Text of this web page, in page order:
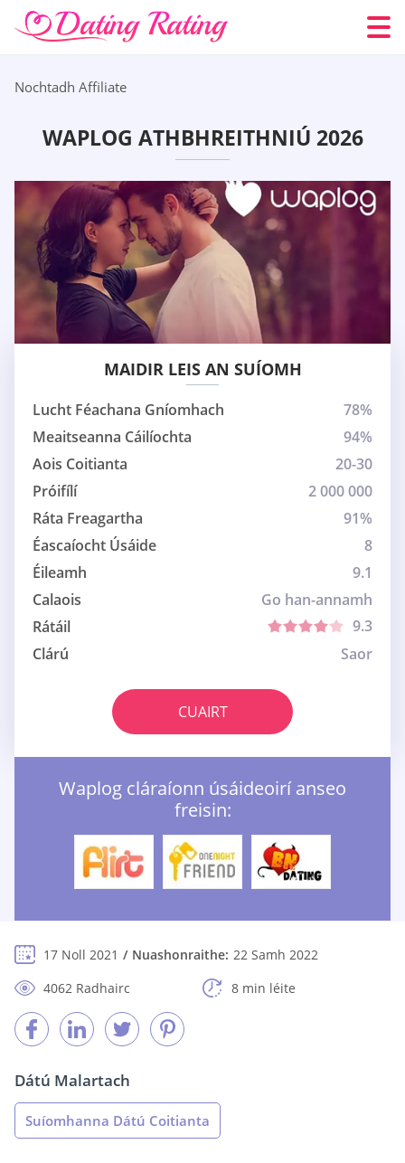
Nochtadh Affiliate
WAPLOG ATHBHREITHNIÚ 2026
MAIDIR LEIS AN SUÍOMH
Lucht Féachana Gníomhach
78%
Meaitseanna Cáilíochta
94%
Aois Coitianta
20-30
Próifílí
2 000 000
Ráta Freagartha
91%
Éascaíocht Úsáide
8
Éileamh
9.1
Calaois
Go han-annamh
Rátáil
9.3
Clárú
Saor
CUAIRT
Waplog cláraíonn úsáideoirí anseo
freisin:
17 Noll 2021 Nuashonraithe: 22 Samh 2022
4062 Radhairc
8 min léite
Dátú Malartach
Suíomhanna Dátú Coitianta